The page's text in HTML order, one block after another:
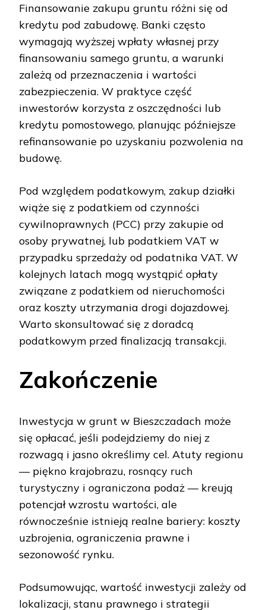
Finansowanie zakupu gruntu różni się od
kredytu pod zabudowę. Banki często
wymagają wyższej wpłaty własnej przy
finansowaniu samego gruntu, a warunki
zależą od przeznaczenia i wartości
zabezpieczenia. W praktyce część
inwestorów korzysta z oszczędności lub
kredytu pomostowego, planując późniejsze
refinansowanie po uzyskaniu pozwolenia na
budowę.
Pod względem podatkowym, zakup działki
wiąże się z podatkiem od czynności
cywilnoprawnych (PCC) przy zakupie od
osoby prywatnej, lub podatkiem VAT w
przypadku sprzedaży od podatnika VAT. W
kolejnych latach mogą wystąpić opłaty
związane z podatkiem od nieruchomości
oraz koszty utrzymania drogi dojazdowej.
Warto skonsultować się z doradcą
podatkowym przed finalizacją transakcji.
Zakończenie
Inwestycja w grunt w Bieszczadach może
się opłacać, jeśli podejdziemy do niej z
rozwagą i jasno określimy cel. Atuty regionu
— piękno krajobrazu, rosnący ruch
turystyczny i ograniczona podaż — kreują
potencjał wzrostu wartości, ale
równocześnie istnieją realne bariery: koszty
uzbrojenia, ograniczenia prawne i
sezonowość rynku.
Podsumowując, wartość inwestycji zależy od
lokalizacji, stanu prawnego i strategii